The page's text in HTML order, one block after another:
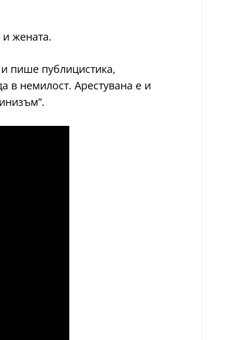
жената.
пише публицистика,
в немилост. Арестувана е и